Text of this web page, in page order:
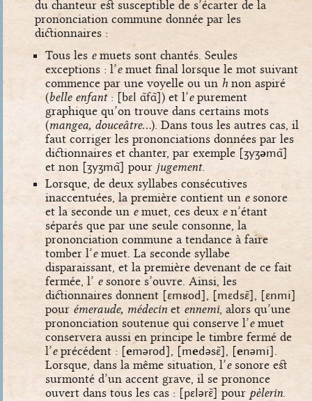
du chanteur est susceptible de s’écarter de la
prononciation commune donnée par les
dictionnaires :
Tous les emuets sont chantés. Seules
exceptions : l’emuet final lorsque le mot suivant
commence par une voyelle ou un hnon aspiré
(belle enfant: [bɛl ɑ̃fɑ̃]) et l’epurement
graphique qu’on trouve dans certains mots
(mangea, douceâtre…). Dans tous les autres cas, il
faut corriger les prononciations données par les
dictionnaires et chanter, par exemple [ʒyʒəmɑ̃]
et non [ʒyʒmɑ̃] pour jugement.
Lorsque, de deux syllabes consécutives
inaccentuées, la première contient un esonore
et la seconde un emuet, ces deux en’étant
séparés que par une seule consonne, la
prononciation commune a tendance à faire
tomber l’emuet. La seconde syllabe
disparaissant, et la première devenant de ce fait
fermée, l’ esonore s’ouvre. Ainsi, les
dictionnaires donnent [ɛmʁod] [mɛdsɛ̃]
[ɛnmi]
pour émeraude, médecinet ennemi, alors qu’une
prononciation soutenue qui conserve l’emuet
conservera aussi en principe le timbre fermé de
l’eprécédent : [emərod] [medəsɛ̃] [enəmi]
Lorsque, dans la même situation, l’esonore est
surmonté d’un accent grave, il se prononce
ouvert dans tous les cas : [pɛlərɛ̃] pour pèlerin.